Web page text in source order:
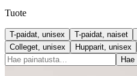
Tuote
T-paidat, unisex T-paidat, naiset
Colleget, unisex
Hupparit, unisex
Hae